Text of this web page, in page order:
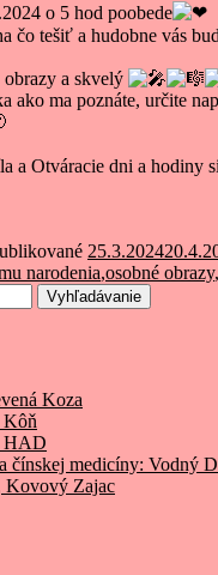
o 5 hod poobede
čo tešiť a hudobne vás
obrazy a skvelý
ako ma poznáte, určite
a Otváracie dni a hodiny
25.3.2024
narodenia,osobné obrazy,
Vyhľadávanie
Koza
Kôň
HAD
čínskej medicíny: Vodný
Kovový Zajac